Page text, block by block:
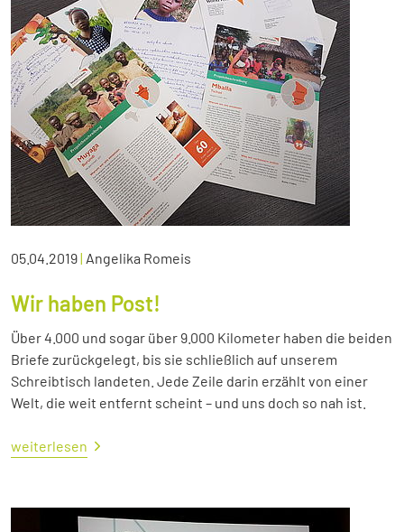
05.04.2019| Angelika Romeis
Wir haben Post!
Über 4.000 und sogar über 9.000 Kilometer haben die beiden
Briefe zurückgelegt, bis sie schließlich auf unserem
Schreibtisch landeten. Jede Zeile darin erzählt von einer
Welt, die weit entfernt scheint – und uns doch so nah ist.
weiterlesen